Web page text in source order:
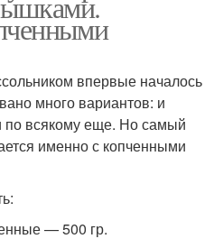
впервые началось
много вариантов: и
по всякому еще. Но самый
именно с копченными
— 500 гр.